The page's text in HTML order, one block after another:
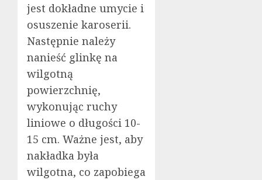
jest dokładne umycie i
osuszenie karoserii.
Następnie należy
nanieść glinkę na
wilgotną
powierzchnię,
wykonując ruchy
liniowe o długości 10-
15 cm. Ważne jest, aby
nakładka była
wilgotna, co zapobiega